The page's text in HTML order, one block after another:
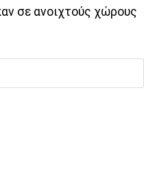
σε ανοιχτούς χώρους